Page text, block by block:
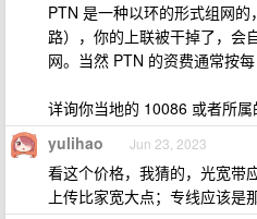
PTN 是一种以环的形式组网
路），你的上联被干掉了，会
网。当然 PTN 的资费通常按每
详询你当地的 10086 或者所属
yulihao Jun 23, 2023
看这个价格，我猜的，光宽带
上传比家宽大点；专线应该是